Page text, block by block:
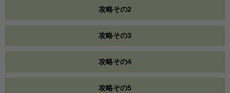
攻略その2
攻略その3
攻略その4
攻略その5